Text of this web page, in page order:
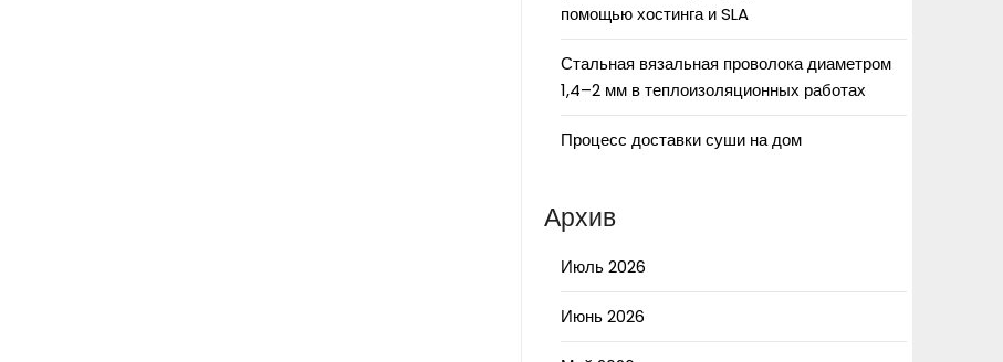
помощью хостинга и SLA
Стальная вязальная проволока диаметром
1,4–2 мм в теплоизоляционных работах
Процесс доставки суши на дом
Архив
Июль 2026
Июнь 2026